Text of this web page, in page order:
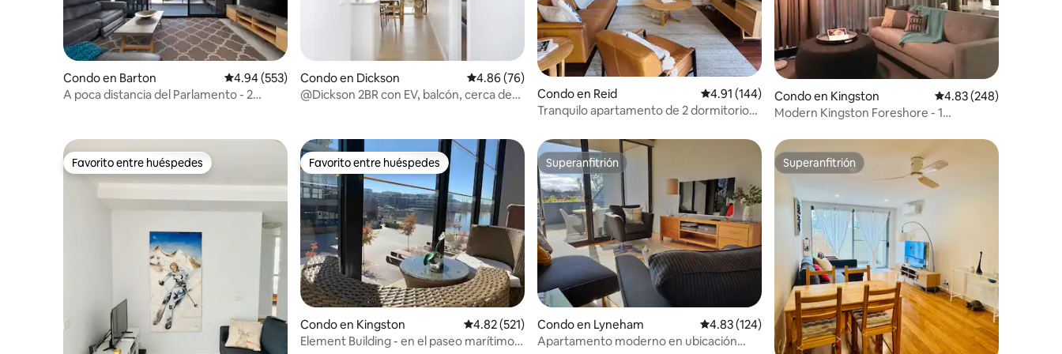
Condo en Barton Calificación promedio: 4.94 de 5, 553 reseñas
4.94 (553)
A poca distancia del Parlamento - 2
Condo en Dickson Calificación promedio: 4.86 de 5, 76 reseñas
4.86 (76)
@Dickson 2BR con EV, balcón, cerca de
Condo en Reid Calificación promedio: 4.91 de 5, 144 reseñas
4.91 (144)
Tranquilo apartamento de 2 dormitorios
financiero
Condo en Kingston Calificación promedio:
4.83 (248)
Modern Kingston Foreshore - 1
Favorito entre huéspedes
Favorito entre huéspedes Favorito entre huéspedes
Favorito entre huéspedes
Condo en Kingston Calificación promedio: 4.82 de 5, 521 reseñas
4.82 (521)
Element Building - en el paseo marítimo
Superanfitrión
Superanfitrión
Condo en Lyneham Calificación promedio: 4.83 de 5, 124 reseñas
4.83 (124)
Apartamento moderno en ubicación
Superanfitrión
Superanfitrión